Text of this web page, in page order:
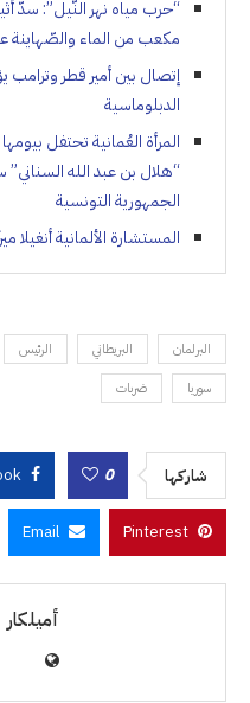
مكعب من الماء والصّهاينة
إتصال بين أمير قطر وترامب
الدبلوماسية
“هلال بن عبد الله
الجمهورية التونسية
المستشارة الألمانية أنغيلا
البرلمان البريطاني الرئيس
سوريا
ضربات
شاركها 0
Pinterest
Email
أميلكار